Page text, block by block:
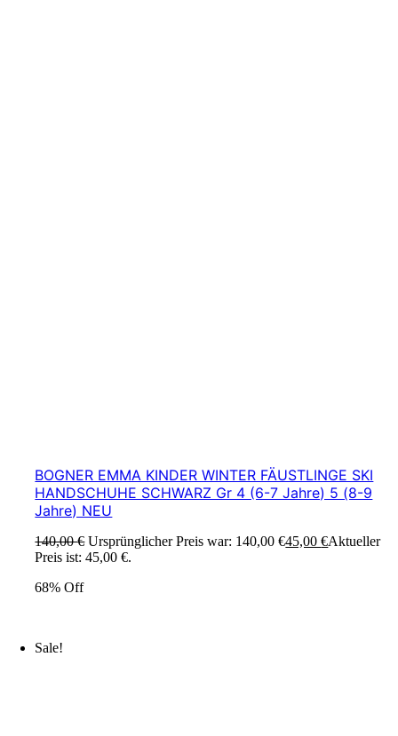
BOGNER EMMA KINDER WINTER FÄUSTLINGE SKI
HANDSCHUHE SCHWARZ Gr 4 (6-7 Jahre) 5 (8-9
Jahre) NEU
140,00€ Ursprünglicher Preis war: 140,00 €45,00€Aktueller
Preis ist: 45,00 €.
68% Off
Sale!